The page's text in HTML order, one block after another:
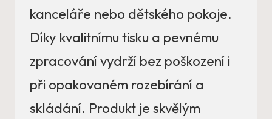
kanceláře nebo dětského pokoje.
Díky kvalitnímu tisku a pevnému
zpracování vydrží bez poškození i
při opakovaném rozebírání a
skládání. Produkt je skvělým